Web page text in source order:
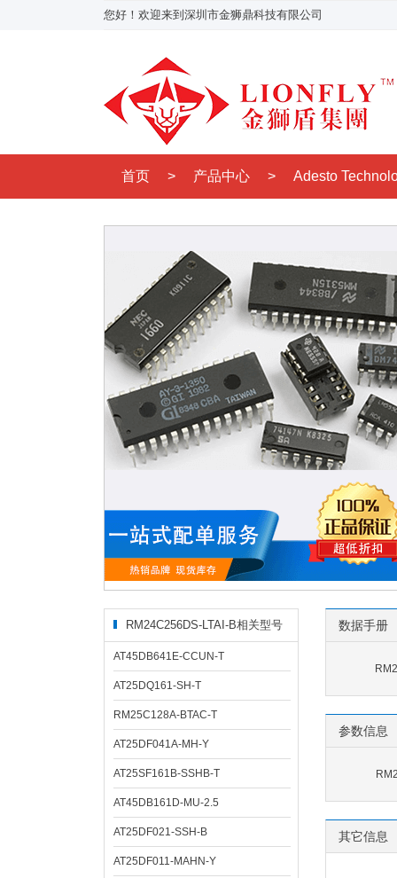
您好！欢迎来到深圳市金狮鼎科技有限公司
首页 > 产品中心 > Adesto
RM24C256DS-LTAI-B相关型号
AT45DB641E-CCUN-T
AT25DQ161-SH-T
RM25C128A-BTAC-T
AT25DF041A-MH-Y
AT25SF161B-SSHB-T
AT45DB161D-MU-2.5
AT25DF021-SSH-B
AT25DF011-MAHN-Y
数据手册
参数信息
其它信息